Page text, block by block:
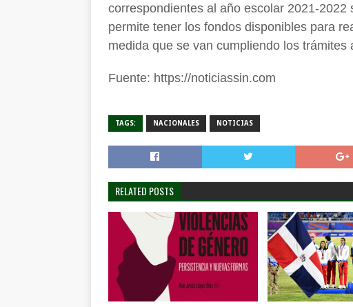
correspondientes al año escolar 2021-
permite tener los fondos disponibles para
medida que se van cumpliendo los trámites
Fuente: https://noticiassin.com
TAGS: NACIONALES NOTICIAS
RELATED POSTS